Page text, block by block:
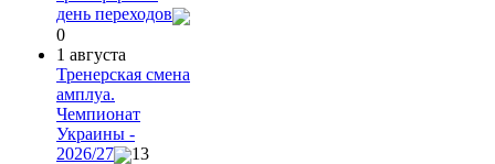
день переходов
0
1 августа
Тренерская смена
амплуа.
Чемпионат
Украины -
2026/27
13